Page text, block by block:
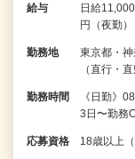
給与
日給
円（夜勤）
勤務地
東京都・
（直行・直
勤務時間
《日勤》
3日〜勤務
応募資格 18歳以上